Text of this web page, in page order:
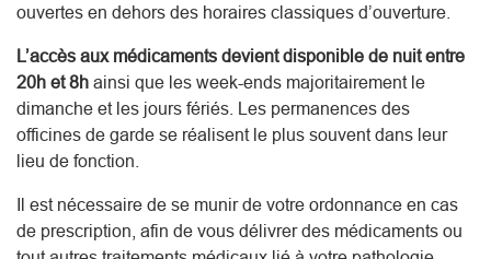
ouvertes en dehors des horaires classiques d’ouverture.
L’accès aux médicaments devient disponible de nuit entre
20h et 8h ainsi que les week-ends majoritairement le
dimanche et les jours fériés. Les permanences des
officines de garde se réalisent le plus souvent dans leur
lieu de fonction.
Il est nécessaire de se munir de votre ordonnance en cas
de prescription, afin de vous délivrer des médicaments ou